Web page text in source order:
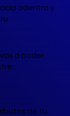
adentro y
a poder
de tu